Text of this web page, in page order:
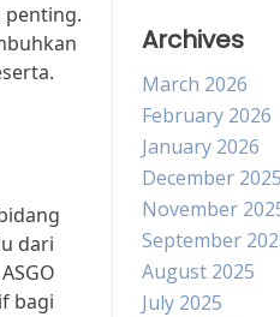
penting.
dari
bagi
Archives
March 2026
February 2026
January 2026
December 2025
November
September
August 2025
July 2025